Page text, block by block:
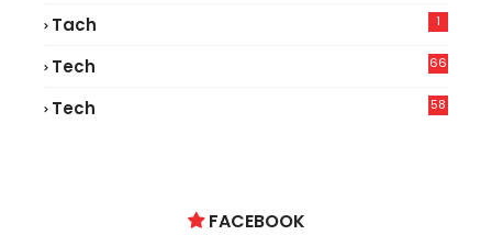
Tach 1
Tech
66
Tech
58
FACEBOOK